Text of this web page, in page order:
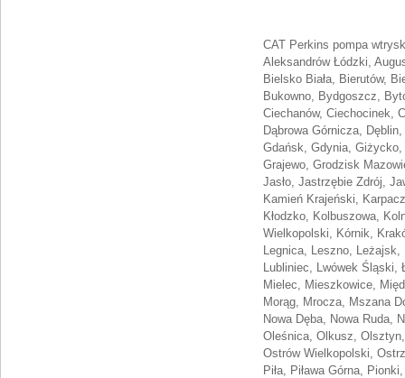
CAT Perkins pompa
Aleksandrów Łódzki,
Bielsko Biała, Bierutów,
Bukowno, Bydgoszcz,
Ciechanów, Ciechocinek,
Dąbrowa Górnicza,
Gdańsk, Gdynia, Giżycko,
Grajewo, Grodzisk
Jasło, Jastrzębie Zdrój,
Kamień Krajeński,
Kłodzko, Kolbuszowa,
Wielkopolski, Kórnik,
Legnica, Leszno, Leżajsk,
Lubliniec, Lwówek Śląski,
Mielec, Mieszkowice,
Morąg, Mrocza, Mszana
Nowa Dęba, Nowa Ruda,
Oleśnica, Olkusz,
Ostrów Wielkopolski,
Piła, Piława Górna,